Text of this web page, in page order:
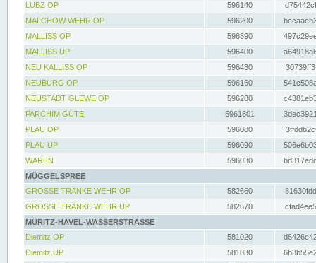
LÜBZ OP
596140
MALCHOW WEHR OP
596200
MALLISS OP
596390
MALLISS UP
596400
NEU KALLISS OP
596430
NEUBURG OP
596160
NEUSTADT GLEWE OP
596280
PARCHIM GÜTE
5961801
PLAU OP
596080
PLAU UP
596090
WAREN
596030
MÜGGELSPREE
GROSSE TRÄNKE WEHR OP
582660
GROSSE TRÄNKE WEHR UP
582670
MÜRITZ-HAVEL-WASSERSTRASSE
Diemitz OP
581020
Diemitz UP
581030